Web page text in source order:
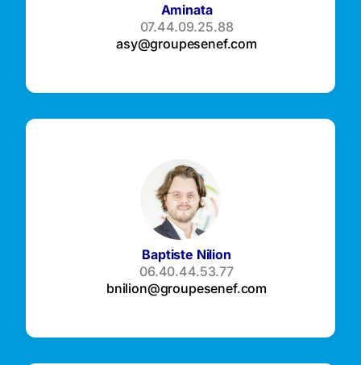
Aminata
07.44.09.25.88
asy@groupesenef.com
Baptiste Nilion
06.40.44.53.77
bnilion@groupesenef.com